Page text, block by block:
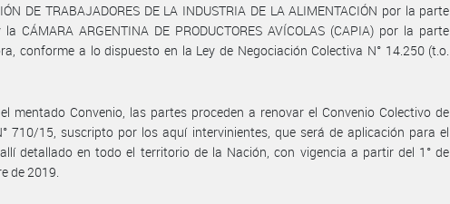
DE TRABAJADORES DE LA INDUSTRIA DE LA ALIMENTACIÓN por la parte
CÁMARA ARGENTINA DE PRODUCTORES AVÍCOLAS (CAPIA) por la parte
conforme a lo dispuesto en la Ley de Negociación Colectiva N° 14.250 (t.o.
mentado Convenio, las partes proceden a renovar el Convenio Colectivo de
710/15, suscripto por los aquí intervinientes, que será de aplicación para el
detallado en todo el territorio de la Nación, con vigencia a partir del 1° de
de 2019.